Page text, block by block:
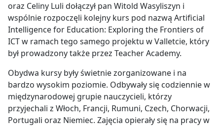
oraz Celiny Luli dołączył pan Witold Wasyliszyn i
wspólnie rozpoczęli kolejny kurs pod nazwą Artificial
Intelligence for Education: Exploring the Frontiers of
ICT w ramach tego samego projektu w Valletcie, który
był prowadzony także przez Teacher Academy.
Obydwa kursy były świetnie zorganizowane i na
bardzo wysokim poziomie. Odbywały się codziennie w
międzynarodowej grupie nauczycieli, którzy
przyjechali z Włoch, Francji, Rumuni, Czech, Chorwacji,
Portugali oraz Niemiec. Zajęcia opierały się na pracy w